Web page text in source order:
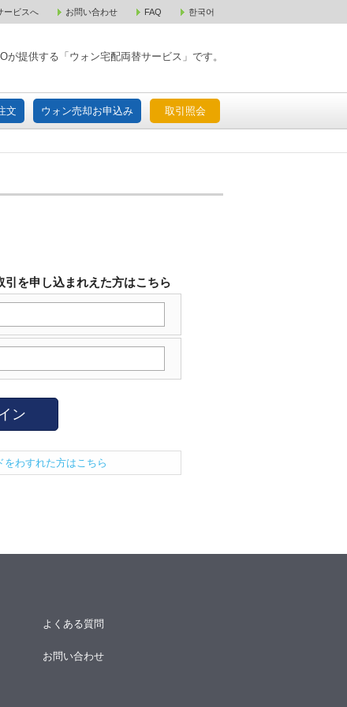
ービスへ お問い合わせ FAQ 한국어
が提供する「ウォン宅配両替サービス」です。
文 ウォン売却お申込み 取引照会
配ご注文 ウォン売却お申込み 取引照会
を申し込まれえた方はこちら
ン
わすれた方はこちら
よくある質問
お問い合わせ